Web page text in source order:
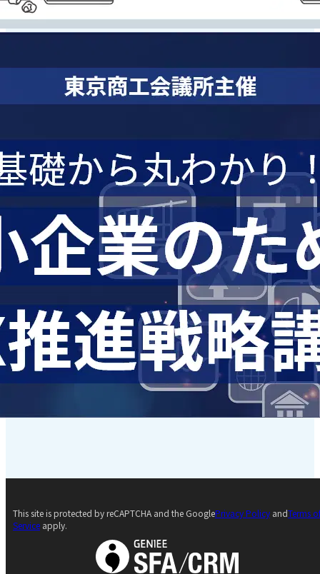
This site is protected by reCAPTCHA and the GooglePrivacy Policy andTerms
Service apply.